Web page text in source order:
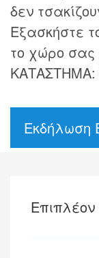
δεν
Εξασκήστε
το χώρο σας
ΚΑΤΑΣΤΗΜΑ:
Εκδήλωση